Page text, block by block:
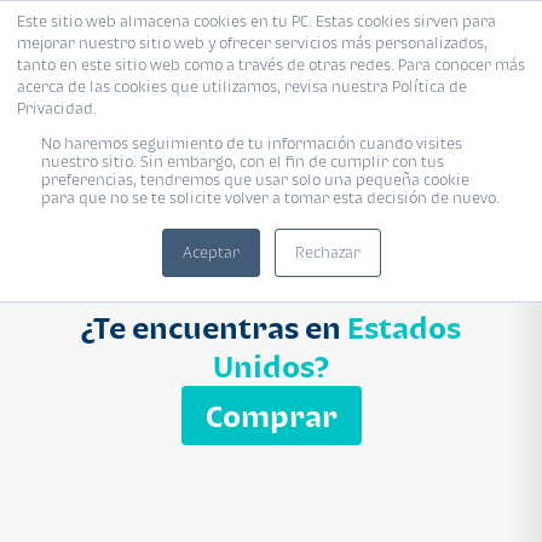
Este sitio web almacena cookies en tu PC. Estas cookies sirven para
mejorar nuestro sitio web y ofrecer servicios más personalizados,
tanto en este sitio web como a través de otras redes. Para conocer más
acerca de las cookies que utilizamos, revisa nuestra Política de
Privacidad.
No haremos seguimiento de tu información cuando visites
nuestro sitio. Sin embargo, con el fin de cumplir con tus
preferencias, tendremos que usar solo una pequeña cookie
para que no se te solicite volver a tomar esta decisión de nuevo.
Aceptar Rechazar
Proyecto Modelo Inmobiliaria
Ingresa el nombre del proyecto
Buscar
¿Te encuentras en Estados
Unidos?
Comprar